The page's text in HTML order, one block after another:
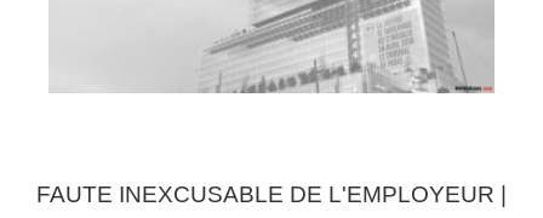
FAUTE INEXCUSABLE DE L'EMPLOYEUR |